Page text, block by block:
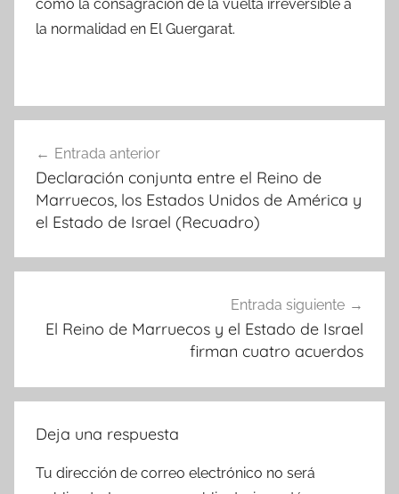
como la consagración de la vuelta irreversible a
la normalidad en El Guergarat.
de
entradas
Entrada anterior
Declaración conjunta entre el Reino de
Marruecos, los Estados Unidos de América y
el Estado de Israel (Recuadro)
Entrada siguiente
El Reino de Marruecos y el Estado de Israel
firman cuatro acuerdos
Deja una respuesta
Tu dirección de correo electrónico no será